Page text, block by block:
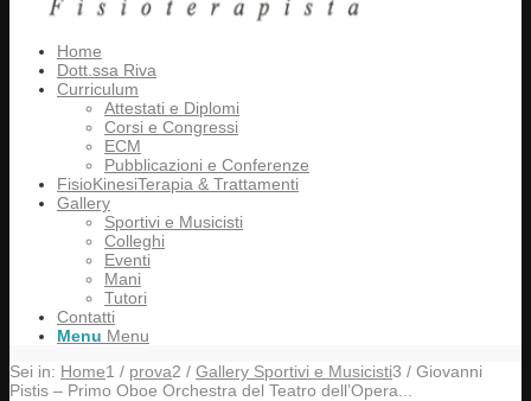
Home
Dott.ssa Riva
Curriculum
Attestati e Diplomi
Corsi e Congressi
ECM
Pubblicazioni e Conferenze
FisioKinesiTerapia & Trattamenti
Gallery
Sportivi e Musicisti
Colleghi
Eventi
Mani
Tutori
Contatti
Menu Menu
Sei in: Home1 / prova2 / Gallery Sportivi e Musicisti3 / Giovanni
Pistis – Primo Oboe Orchestra del Teatro dell’Opera...